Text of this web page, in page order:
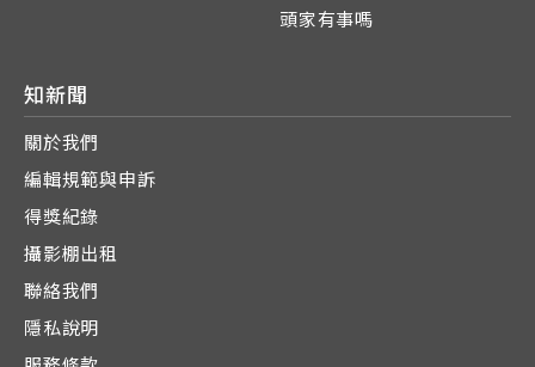
頭家有事嗎
知新聞
關於我們
編輯規範與申訴
得獎紀錄
攝影棚出租
聯絡我們
隱私說明